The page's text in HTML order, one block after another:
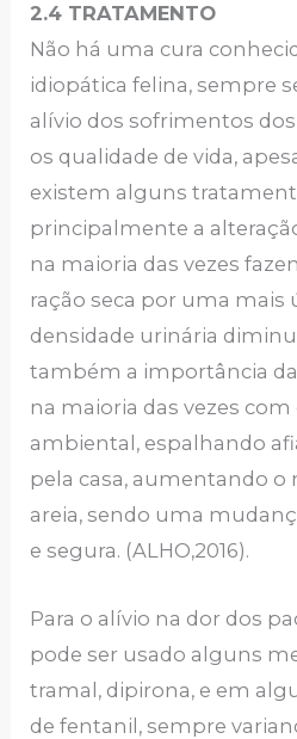
2.4 TRATAMENTO
Não há uma cura
idiopática felina, sempre
alívio dos sofrimentos
os qualidade de vida,
existem alguns
principalmente a
na maioria das vezes
ração seca por uma mais
densidade urinária
também a importância
na maioria das vezes
ambiental, espalhando
pela casa, aumentando o
areia, sendo uma
e segura. (ALHO,2016).
Para o alívio na dor dos
pode ser usado alguns
tramal, dipirona, e em
de fentanil, sempre